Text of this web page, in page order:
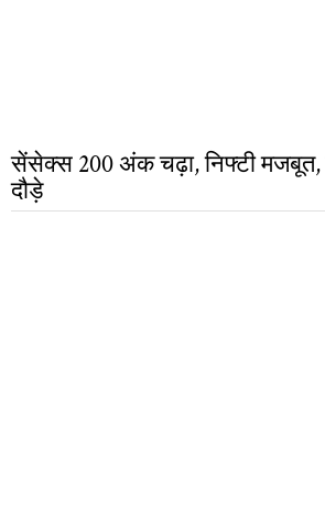
सेंसेक्स 200 अंक चढ़ा, निफ्टी
दौड़े